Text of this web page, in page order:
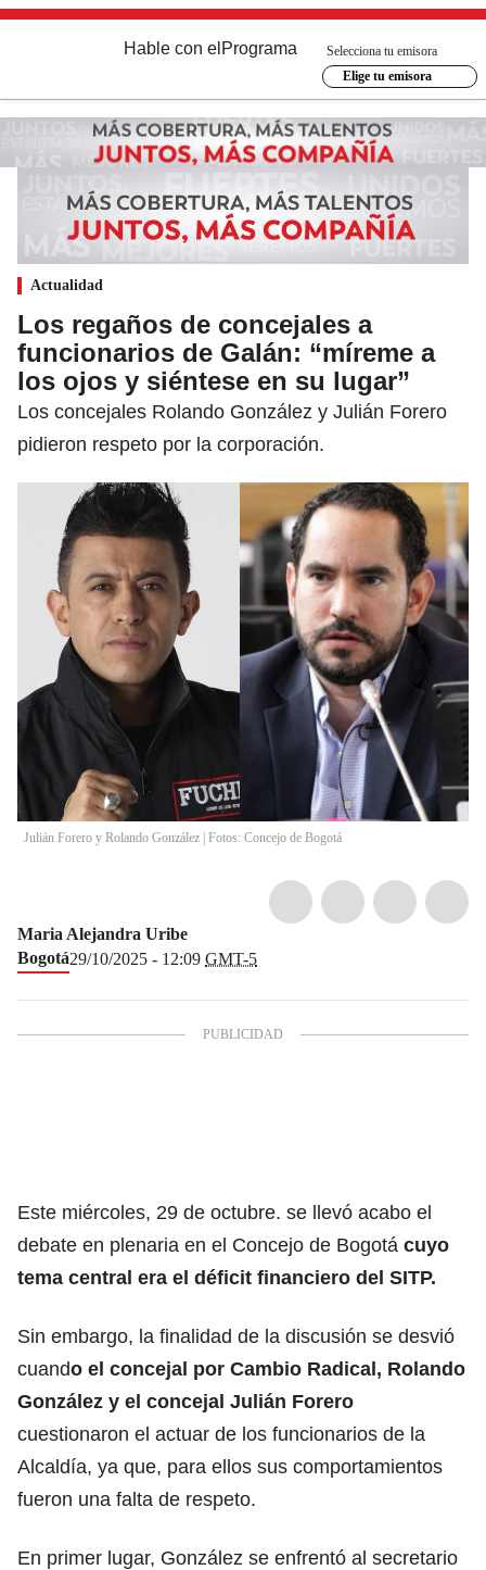
Hable con el Programa
Selecciona tu emisora
Elige tu emisora
Actualidad
Los regaños de concejales a
funcionarios de Galán: “míreme a
los ojos y siéntese en su lugar”
Los concejales Rolando González y Julián Forero
pidieron respeto por la corporación.
Julián Forero y Rolando González | Fotos: Concejo de Bogotá
Maria Alejandra Uribe
Bogotá29/10/2025 - 12:09 GMT-5
Este miércoles, 29 de octubre. se llevó acabo el
debate en plenaria en el Concejo de Bogotá cuyo
tema central era el déficit financiero del SITP.
Sin embargo, la finalidad de la discusión se desvió
cuando el concejal por Cambio Radical, Rolando
González y el concejal Julián Forero
cuestionaron el actuar de los funcionarios de la
Alcaldía, ya que, para ellos sus comportamientos
fueron una falta de respeto.
En primer lugar, González se enfrentó al secretario